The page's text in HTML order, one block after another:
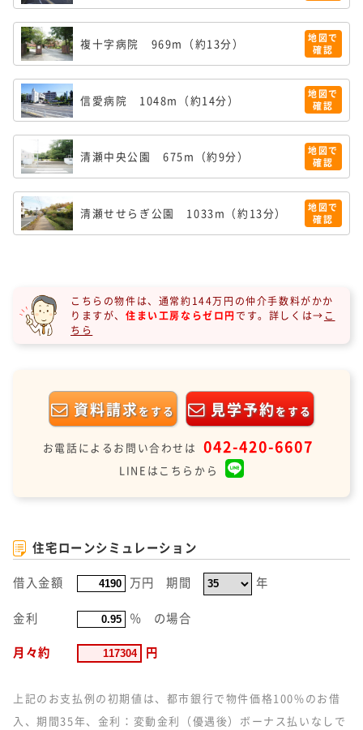
複十字病院 969m（約13分）
地図で
確認
信愛病院 1048m（約14分）
地図で
確認
清瀬中央公園 675m（約9分）
地図で
確認
清瀬せせらぎ公園 1033m（約13分）
地図で
確認
こちらの物件は、通常約144万円の仲介手数料がかか
りますが、住まい工房ならゼロ円 です。 詳しくは→ こ
ちら
資料請求をする 見学予約をする
お電話によるお問い合わせは 042-420-6607
LINEはこちらから
住宅ローンシミュレーション
借入金額 万円 期間 年
金利 ％ の場合
月々約 円
上記のお支払例の初期値は、都市銀行で物件価格100%のお借
入、期間35年、金利：変動金利（優遇後）ボーナス払いなしで